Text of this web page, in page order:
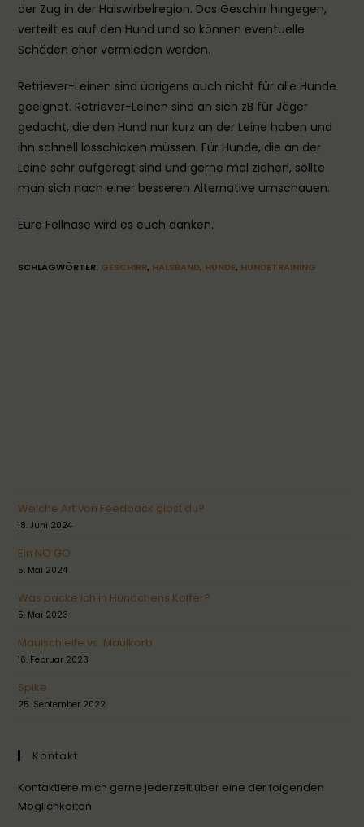
der Zug in der Halswirbelregion. Das Geschirr hingegen,
verteilt es auf den Hund und so können eventuelle
Schäden eher vermieden werden.
Retriever-Leinen sind übrigens auch nicht für alle Hunde
geeignet. Retriever-Leinen sind an sich zB für Jäger
gedacht, die den Hund nur kurz an der Leine haben und
ihn schnell losschicken müssen. Für Hunde, die an der
Leine sehr aufgeregt sind und gerne mal ziehen, sollte
man sich nach einer besseren Alternative umschauen.
Eure Fellnase wird es euch danken.
SCHLAGWÖRTER: GESCHIRR, HALSBAND, HUNDE, HUNDETRAINING
Welche Art von Feedback gibst du?
18. Juni 2024
Ein NO GO
5. Mai 2024
Was packe ich in Hündchens Koffer?
5. Mai 2023
Maulschleife vs. Maulkorb
16. Februar 2023
Spike
25. September 2022
Kontakt
Kontaktiere mich gerne jederzeit über eine der folgenden
Möglichkeiten